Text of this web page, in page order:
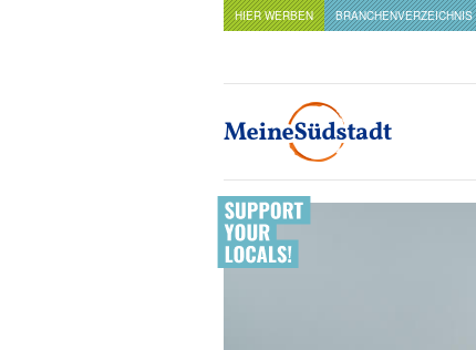
HIER WERBEN BRANCHENVERZEICHNIS